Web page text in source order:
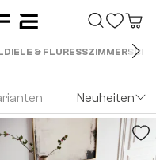
DIELE & FLURESSZIMMER
Neuheiten